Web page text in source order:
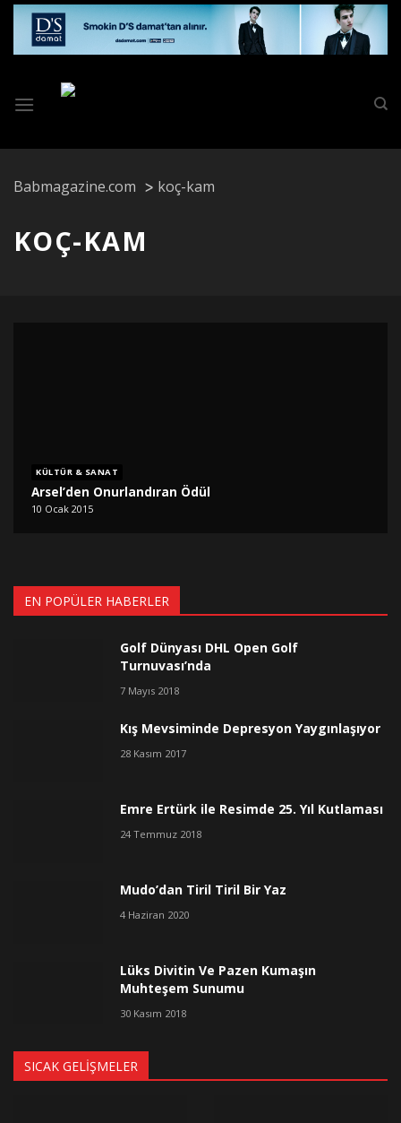
Skip
content
Babmagazine.com koç-kam
KOÇ-KAM
KÜLTÜR & SANAT
Arsel’den Onurlandıran Ödül
10 Ocak 2015
EN POPÜLER HABERLER
Golf Dünyası DHL Open Golf
Turnuvası’nda
7 Mayıs 2018
Kış Mevsiminde Depresyon Yaygınlaşıyor
28 Kasım 2017
Emre Ertürk ile Resimde 25. Yıl Kutlaması
24 Temmuz 2018
Mudo’dan Tiril Tiril Bir Yaz
4 Haziran 2020
Lüks Divitin Ve Pazen Kumaşın
Muhteşem Sunumu
30 Kasım 2018
SICAK GELIŞMELER